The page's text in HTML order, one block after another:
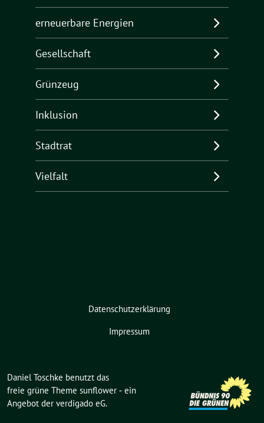
erneuerbare Energien
Gesellschaft
Grünzeug
Inklusion
Stadtrat
Vielfalt
Datenschutzerklärung
Impressum
Daniel Toschke benutzt das
freie grüne Theme sunflower ‐ ein
Angebot der verdigado eG.